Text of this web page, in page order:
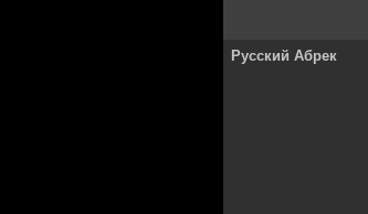
Русский Абрек